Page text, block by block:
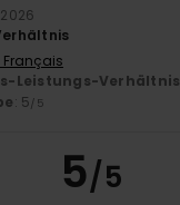
Leistungs-Verhältnis
: 5/5
5/5